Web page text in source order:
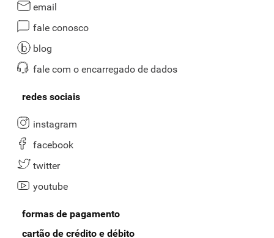
email
fale conosco
blog
fale com o encarregado de dados
redes sociais
instagram
facebook
twitter
youtube
formas de pagamento
cartão de crédito e débito